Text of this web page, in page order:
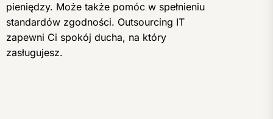
pieniędzy. Może także pomóc w spełnieniu
standardów zgodności. Outsourcing IT
zapewni Ci spokój ducha, na który
zasługujesz.